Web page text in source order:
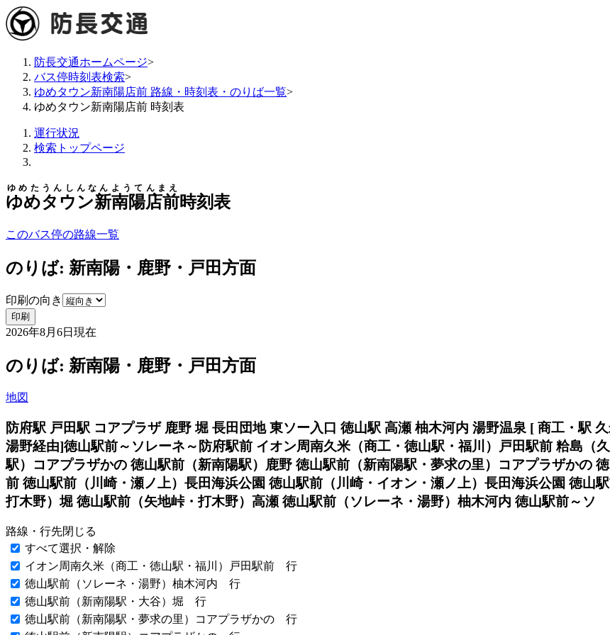
防長交通ホームページ>
バス停時刻表検索>
ゆめタウン新南陽店前 路線・時刻表・のりば一覧>
ゆめタウン新南陽店前 時刻表
運行状況
検索トップページ
ゆめタウン新南陽店前
ゆめたうんしんなんようてんまえ
時刻表
このバス停の路線一覧
のりば: 新南陽・鹿野・戸田方面
印刷の向き
印刷
2026年8月6日 現在
のりば: 新南陽・鹿野・戸田方面
地図
防府駅 戸田駅 コアプラザ 鹿野 堀 長田団地 東ソー入口 徳山駅 高瀬 柚木河内 湯野温泉 [ 商工・駅
湯野経由]徳山駅前～ソレーネ～防府駅前 イオン周南久米（商工・徳山駅・福川）戸田駅前 粭島（
駅）コアプラザかの 徳山駅前（新南陽駅）鹿野 徳山駅前（新南陽駅・夢求の里）コアプラザかの
前 徳山駅前（川崎・瀬ノ上）長田海浜公園 徳山駅前（川崎・イオン・瀬ノ上）長田海浜公園 徳山
打木野）堀 徳山駅前（矢地峠・打木野）高瀬 徳山駅前（ソレーネ・湯野）柚木河内 徳山駅前～ソ
路線・行先閉じる
すべて選択・解除
イオン周南久米（商工・徳山駅・福川）戸田駅前 行
徳山駅前（ソレーネ・湯野）柚木河内 行
徳山駅前（新南陽駅・大谷）堀 行
徳山駅前（新南陽駅・夢求の里）コアプラザかの 行